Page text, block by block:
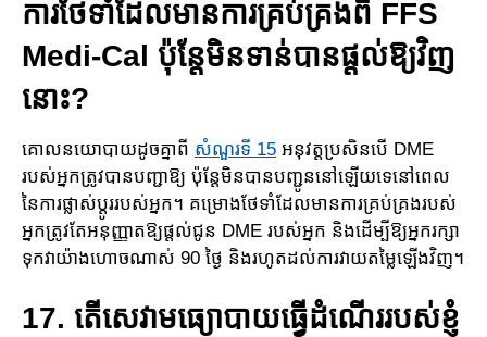
ការថែទាំដែលមានការ​គ្រប់គ្រងពី FFS
Medi-Cal ប៉ុន្តែ​មិន​ទាន់​បាន​ផ្ដល់ឱ្យវិញ
នោះ?
គោលនយោបាយដូចគ្នាពី សំណួរទី 15 អនុវត្តប្រសិនបើ DME
របស់អ្នកត្រូវបានបញ្ជាឱ្យ ប៉ុន្តែ​មិន​បាន​បញ្ជូន​នៅ​ឡើយទេនៅពេល
នៃការផ្លាស់ប្តូររបស់អ្នក។ គម្រោងថែទាំ​ដែលមា​ន​ការ​គ្រប់​គ្រង​របស់​
អ្នក​ត្រូវ​តែ​អនុញ្ញាត​​ឱ្យ​ផ្ដល់ជូន DME របស់អ្នក និងដើម្បីឱ្យ​អ្នករក្សា
ទុក​​វា​យ៉ាង​ហោច​ណាស់ 90 ថ្ងៃ និងរហូតដល់ការវាយតម្លៃឡើងវិញ​។
17. តើសេវាមធ្យោបាយធ្វើដំណើររបស់ខ្ញុំ